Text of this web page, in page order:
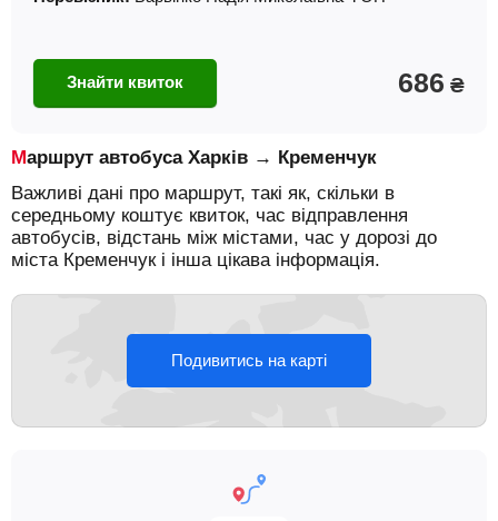
Знайти квиток 686 ₴
Маршрут автобуса Харків → Кременчук
Важливі дані про маршрут, такі як, скільки в
середньому коштує квиток, час відправлення
автобусів, відстань між містами, час у дорозі до
міста Кременчук і інша цікава інформація.
Подивитись на карті